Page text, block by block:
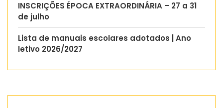
INSCRIÇÕES ÉPOCA EXTRAORDINÁRIA – 27 a 31
de julho
Lista de manuais escolares adotados | Ano
letivo 2026/2027